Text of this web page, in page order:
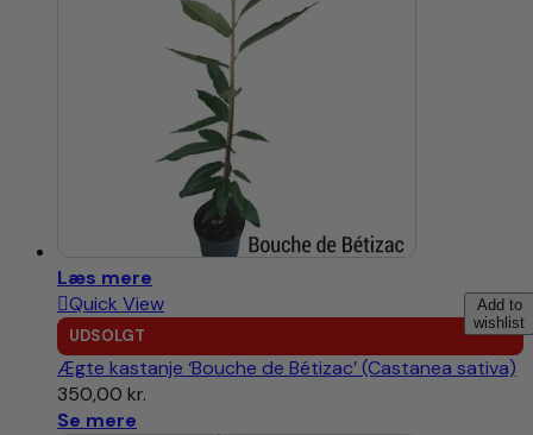
Læs mere
Add to
wishlist
Quick View
UDSOLGT
Ægte kastanje ‘Bouche de Bétizac’ (Castanea sativa)
350,00 kr.
Se mere